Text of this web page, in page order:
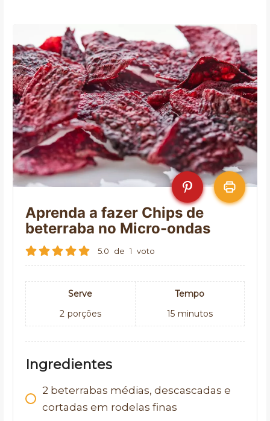
Aprenda a fazer Chips de
beterraba no Micro-ondas
5.0 de 1 voto
Serve
2 porções
Tempo
15 minutos
Ingredientes
2 beterrabas médias, descascadas e
cortadas em rodelas finas